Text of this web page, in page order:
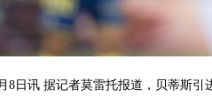
8日讯 据记者莫雷托报道，贝蒂斯引